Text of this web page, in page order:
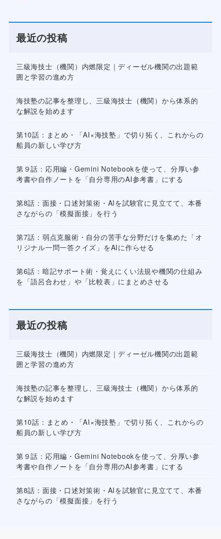
最近の投稿
三級海技士（機関）内燃限定｜ディーゼル機関の出題範
囲と学習の進め方
海技塾の記事を整理し、三級海技士（機関）から体系的
な解説を始めます
第10話：まとめ・「AI×海技塾」で切り拓く、これからの
船員の新しい学び方
第９話：応用編・Gemini Notebookを使って、分厚い参
考書や自作ノートを「自分専用のAI参考書」にする
第8話：面接・口述対策術・AIを試験官に見立てて、本番
さながらの「模擬面接」を行う
第7話：弱点克服術・自分の苦手な分野だけを集めた「オ
リジナル一問一答クイズ」をAIに作らせる
第6話：暗記サポート術・覚えにくい法規や機関の仕組み
を「語呂合わせ」や「比較表」にまとめさせる
最近の投稿
三級海技士（機関）内燃限定｜ディーゼル機関の出題範
囲と学習の進め方
海技塾の記事を整理し、三級海技士（機関）から体系的
な解説を始めます
第10話：まとめ・「AI×海技塾」で切り拓く、これからの
船員の新しい学び方
第９話：応用編・Gemini Notebookを使って、分厚い参
考書や自作ノートを「自分専用のAI参考書」にする
第8話：面接・口述対策術・AIを試験官に見立てて、本番
さながらの「模擬面接」を行う